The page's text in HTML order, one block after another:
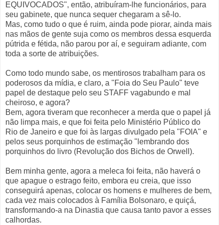
EQUIVOCADOS", então, atribuíram-lhe funcionários, para
seu gabinete, que nunca sequer chegaram a sê-lo.
Mas, como tudo o que é ruim, ainda pode piorar, ainda mais
nas mãos de gente suja como os membros dessa esquerda
pútrida e fétida, não parou por aí, e seguiram adiante, com
toda a sorte de atribuições.
Como todo mundo sabe, os mentirosos trabalham para os
poderosos da mídia, e claro, a "Foia do Seu Paulo" teve
papel de destaque pelo seu STAFF vagabundo e mal
cheiroso, e agora?
Bem, agora tiveram que reconhecer a merda que o papel já
não limpa mais, e que foi feita pelo Ministério Público do
Rio de Janeiro e que foi às largas divulgado pela "FOIA" e
pelos seus porquinhos de estimação "lembrando dos
porquinhos do livro (Revolução dos Bichos de Orwell).
Bem minha gente, agora a meleca foi feita, não haverá o
que apague o estrago feito, embora eu creia, que isso
conseguirá apenas, colocar os homens e mulheres de bem,
cada vez mais colocados à Família Bolsonaro, e quiçá,
transformando-a na Dinastia que causa tanto pavor a esses
calhordas.